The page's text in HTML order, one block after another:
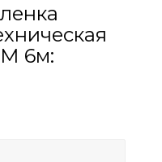
6м: